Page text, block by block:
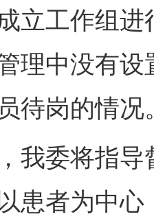
立工作组
理中没有
待岗的情况
委将指导
患者为中